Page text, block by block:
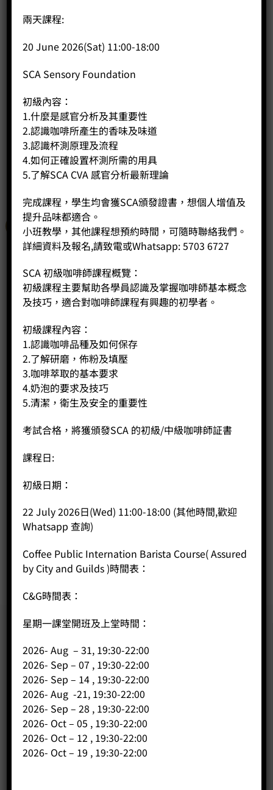
KD-210S3 雙加熱塊意式咖啡機
-
BUY NOW
特價
was:
HK$4,900.00.
is:
HK$3,430.00.
- +
兩天課程:
20 June 2026(Sat) 11:00-18:00
SCA Sensory Foundation
初級內容：
1.什麼是感官分析及其重要性
2.認識咖啡所產生的香味及味道
3.認識杯測原理及流程
4.如何正確設置杯測所需的用具
5.了解SCA CVA 感官分析最新理論
完成課程，學生均會獲SCA頒發證書，想個人增值及
提升品味都適合。
小班教學，其他課程想預約時間，可隨時聯絡我們。
詳細資料及報名,請致電或Whatsapp: 5703 6727
SCA 初級咖啡師課程概覽：
初級課程主要幫助各學員認識及掌握咖啡師基本概念
及技巧，適合對咖啡師課程有興趣的初學者。
初級課程內容：
1.認識咖啡品種及如何保存
2.了解研磨，佈粉及填壓
3.咖啡萃取的基本要求
4.奶泡的要求及技巧
5.清潔，衛生及安全的重要性
考試合格，將獲頒發SCA 的初級/中級咖啡師証書
課程日:
初級日期：
22 July 2026日(Wed) 11:00-18:00 (其他時間,歡迎
Whatsapp 查詢)
Coffee Public Internation Barista Course( Assured
by City and Guilds )時間表：
C&G時間表：
星期一課堂開班及上堂時間：
2026- Aug – 31, 19:30-22:00
2026- Sep – 07 , 19:30-22:00
2026- Sep – 14 , 19:30-22:00
2026- Aug -21, 19:30-22:00
2026- Sep – 28 , 19:30-22:00
2026- Oct – 05 , 19:30-22:00
2026- Oct – 12 , 19:30-22:00
2026- Oct – 19 , 19:30-22:00